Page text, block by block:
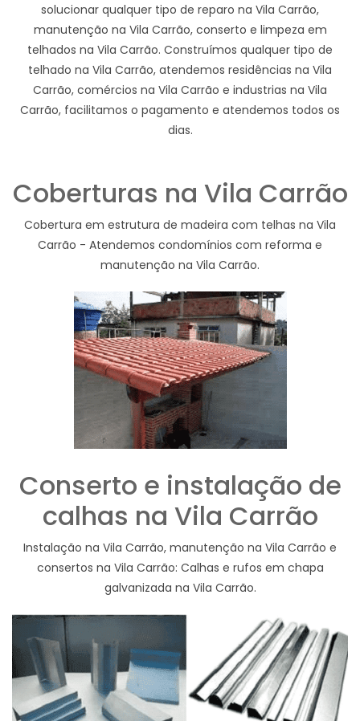
solucionar qualquer tipo de reparo na Vila Carrão,
manutenção na Vila Carrão, conserto e limpeza em
telhados na Vila Carrão. Construímos qualquer tipo de
telhado na Vila Carrão, atendemos residências na Vila
Carrão, comércios na Vila Carrão e industrias na Vila
Carrão, facilitamos o pagamento e atendemos todos os
dias.
Coberturas na Vila Carrão
Cobertura em estrutura de madeira com telhas na Vila
Carrão - Atendemos condomínios com reforma e
manutenção na Vila Carrão.
Conserto e instalação de
calhas na Vila Carrão
Instalação na Vila Carrão, manutenção na Vila Carrão e
consertos na Vila Carrão: Calhas e rufos em chapa
galvanizada na Vila Carrão.